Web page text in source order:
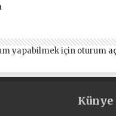
yapabilmek için oturum
Künye